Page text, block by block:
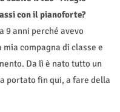
con il pianoforte?
9 anni perché avevo
compagna di classe e
Da lì è nato tutto un
portato fin qui, a fare della